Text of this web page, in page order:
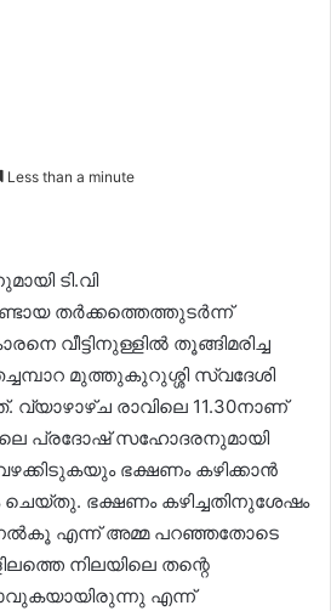
Less than a minute
ടി.വി
തർക്കത്തെത്തുടർന്ന്
വീട്ടിനുള്ളിൽ തൂങ്ങിമരിച്ച
മുത്തുകുറുശ്ശി സ്വദേശി
രാവിലെ 11.30നാണ്
പ്രദോഷ് സഹോദരനുമായി
വഴക്കിടുകയും ഭക്ഷണം കഴിക്കാൻ
ചെയ്തു. ഭക്ഷണം കഴിച്ചതിനുശേഷം
നൽകൂ എന്ന് അമ്മ പറഞ്ഞതോടെ
നിലയിലെ തന്റെ
എന്ന്